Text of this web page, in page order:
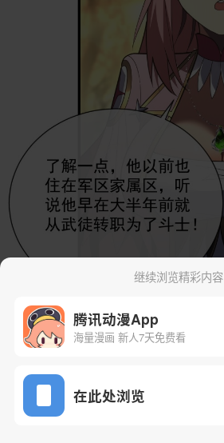
继续浏览精彩内容
腾讯动漫App
海量漫画 新人7天免费看
在此处浏览